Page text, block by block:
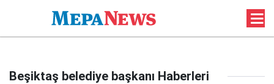
Beşiktaş belediye başkanı Haberleri